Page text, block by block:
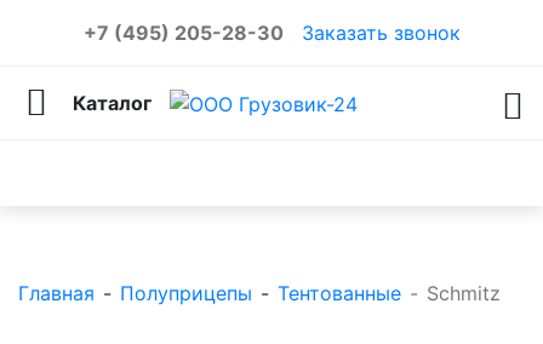
+7 (495) 205-28-30 Заказать звонок
Каталог
Главная - Полуприцепы - Тентованные - Schmitz